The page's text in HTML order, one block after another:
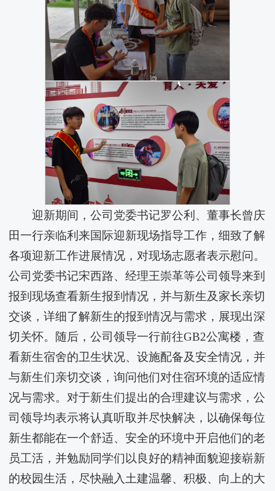
迎新期间，公司党委书记罗公利、董事长曾庆
田一行亲临​利来国际迎新现场指导工作，细致了解
各项迎新工作进展情况，对现场志愿者表示慰问。
公司党委书记宋西路、经理王崇革等公司领导来到
报到现场查看新生报到情况，并与新生及家长亲切
交谈，详细了解新生的报到情况与需求，展现出深
切关怀。随后，公司领导一行前往GB2公寓楼，查
看新生宿舍的卫生状况、设施配备及安全情况，并
与新生们亲切交谈，询问他们对住宿环境的适应情
况与需求。对于新生们提出的合理建议与需求，公
司领导均表示将认真听取并尽快解决，以确保每位
新生都能在一个舒适、安全的环境中开启他们的老
员工活，并勉励同学们以良好的精神面貌迎接崭新
的校园生活，尽快融入土建温馨、积极、向上的大